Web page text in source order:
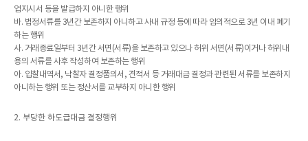
업지시서 등을 발급하지 아니한 행위
바. 법정서류를 3년간 보존하지 아니하고 사내 규정 등에 따라 임의적으로 3년 이내 폐기
하는 행위
사. 거래종료일부터 3년간 서면(서류)을 보존하고 있으나 허위 서면(서류)이거나 허위내
용의 서류를 사후 작성하여 보존하는 행위
아. 입찰내역서, 낙찰자 결정품의서, 견적서 등 거래대금 결정과 관련된 서류를 보존하지
아니하는 행위 또는 정산서를 교부하지 아니한 행위
2. 부당한 하도급대금 결정행위